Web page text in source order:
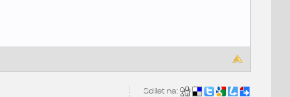
Sdílet na: